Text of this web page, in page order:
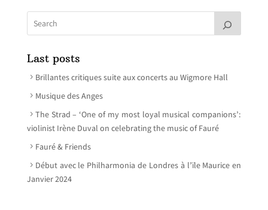
Last posts
Brillantes critiques suite aux concerts au Wigmore Hall
Musique des Anges
The Strad – ‘One of my most loyal musical companions’:
violinist Irène Duval on celebrating the music of Fauré
Fauré & Friends
Début avec le Philharmonia de Londres à l’ïle Maurice en
Janvier 2024